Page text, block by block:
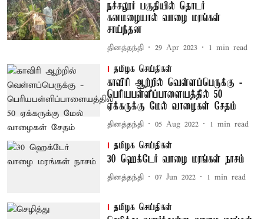
நச்சலூர் பகுதியில் தொடர்
கனமழையால் வாழை மரங்கள்
சாய்ந்தன
தினத்தந்தி 29 Apr 2023 1 min read
தமிழக செய்திகள்
காவிரி ஆற்றில் வெள்ளப்பெருக்கு -
பெரியபள்ளிப்பாளையத்தில் 50
ஏக்கருக்கு மேல் வாழைகள் சேதம்
தினத்தந்தி 05 Aug 2022 1 min read
தமிழக செய்திகள்
30 ஹெக்டேர் வாழை மரங்கள் நாசம்
தினத்தந்தி 07 Jun 2022 1 min read
தமிழக செய்திகள்